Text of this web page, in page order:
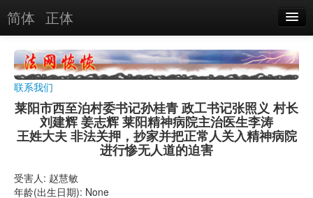
简体 正体
恶报实例
恶人图片
恶人单位
联系我们
莱阳市西至泊村委书记孙桂青 政工书记张照义 村长
刘建辉 姜志辉 莱阳精神病院主治医生李涛
王姓大夫 非法关押，抄家并把正常人关入精神病院
进行惨无人道的迫害
受害人: 赵慧敏
年龄(出生日期): None